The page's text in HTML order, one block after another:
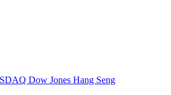
Dow Jones Hang Seng